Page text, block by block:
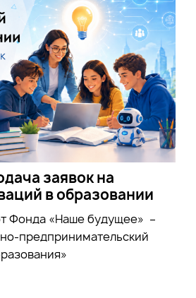
заявок на
в образовании
Фонда «Наше будущее» –
предпринимательский